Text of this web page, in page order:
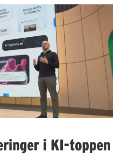
i KI-toppen